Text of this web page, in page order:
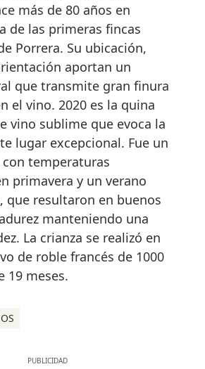
más de 80 años en
de las primeras fincas
Porrera. Su ubicación,
aportan un
que transmite gran finura
el vino. 2020 es la quina
vino sublime que evoca la
lugar excepcional. Fue un
temperaturas
primavera y un verano
que resultaron en buenos
manteniendo una
La crianza se realizó en
de roble francés de 1000
19 meses.